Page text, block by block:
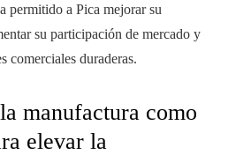
permitido a Pica mejorar su
su participación de mercado y
comerciales duraderas.
manufactura como
elevar la